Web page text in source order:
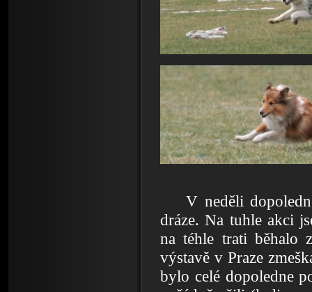
V neděli
dráze. Na tuhle akci
na téhle trati běhalo
výstavě v Praze
bylo celé dopoledne